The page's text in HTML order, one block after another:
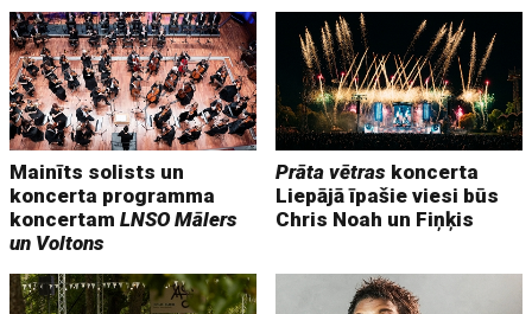
Mainīts solists un
koncerta programma
koncertamLNSO Mālers
un Voltons
Prāta vētras koncerta
Liepājā īpašie viesi būs
Chris Noah un Fiņķis